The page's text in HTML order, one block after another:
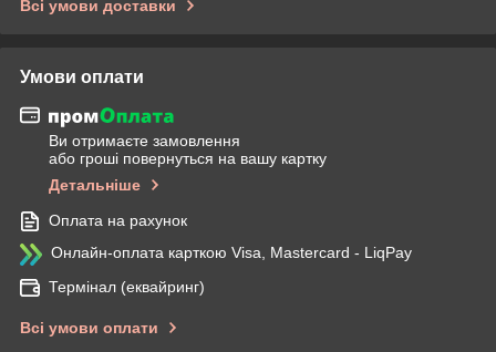
Всі умови доставки
Умови оплати
Ви отримаєте замовлення
або гроші повернуться на вашу картку
Детальніше
Оплата на рахунок
Онлайн-оплата карткою Visa, Mastercard - LiqPay
Термінал (еквайринг)
Всі умови оплати